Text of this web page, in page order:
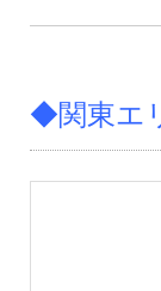
◆関東エ